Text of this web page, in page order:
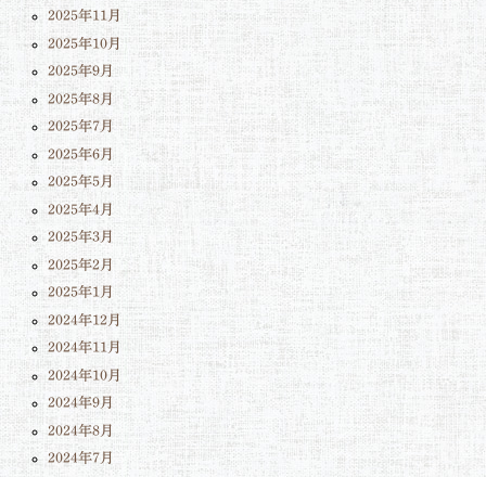
2025年11月
2025年10月
2025年9月
2025年8月
2025年7月
2025年6月
2025年5月
2025年4月
2025年3月
2025年2月
2025年1月
2024年12月
2024年11月
2024年10月
2024年9月
2024年8月
2024年7月